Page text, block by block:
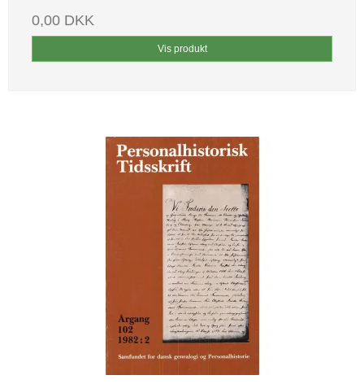
0,00 DKK
Vis produkt